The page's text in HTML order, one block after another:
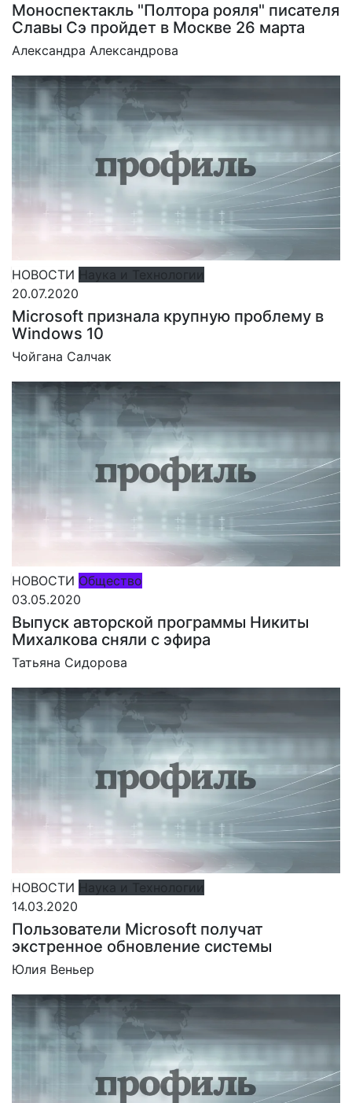
Моноспектакль "Полтора рояля" писателя
Славы Сэ пройдет в Москве 26 марта
Александра Александрова
НОВОСТИ
Наука и Технологии
20.07.2020
Microsoft признала крупную проблему в
Windows 10
Чойгана Салчак
НОВОСТИ Общество
03.05.2020
Выпуск авторской программы Никиты
Михалкова сняли с эфира
Татьяна Сидорова
НОВОСТИ
Наука и Технологии
14.03.2020
Пользователи Microsoft получат
экстренное обновление системы
Юлия Веньер